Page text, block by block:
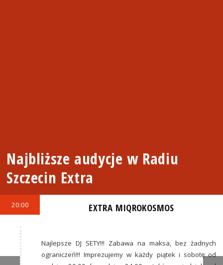
Najbliższe audycje w Radiu
Szczecin Extra
20:00 EXTRA MIQROKOSMOS
Najlepsze DJ SETY!!! Zabawa na maksa, bez żadnych
ograniczeń!!! Imprezujemy w każdy piątek i sobotę od